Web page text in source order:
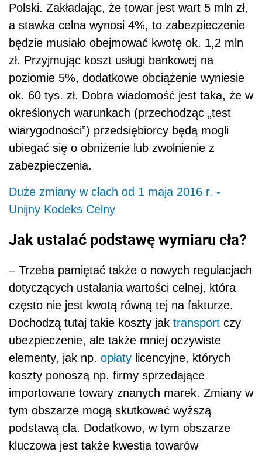
Polski. Zakładając, że towar jest wart 5 mln zł,
a stawka celna wynosi 4%, to zabezpieczenie
będzie musiało obejmować kwotę ok. 1,2 mln
zł. Przyjmując koszt usługi bankowej na
poziomie 5%, dodatkowe obciążenie wyniesie
ok. 60 tys. zł. Dobra wiadomość jest taka, że w
określonych warunkach (przechodząc „test
wiarygodności”) przedsiębiorcy będą mogli
ubiegać się o obniżenie lub zwolnienie z
zabezpieczenia.
Duże zmiany w cłach od 1 maja 2016 r. -
Unijny Kodeks Celny
Jak ustalać podstawę wymiaru cła?
– Trzeba pamiętać także o nowych regulacjach
dotyczących ustalania wartości celnej, która
często nie jest kwotą równą tej na fakturze.
Dochodzą tutaj takie koszty jak transport czy
ubezpieczenie, ale także mniej oczywiste
elementy, jak np. opłaty licencyjne, których
koszty ponoszą np. firmy sprzedające
importowane towary znanych marek. Zmiany w
tym obszarze mogą skutkować wyższą
podstawą cła. Dodatkowo, w tym obszarze
kluczowa jest także kwestia towarów